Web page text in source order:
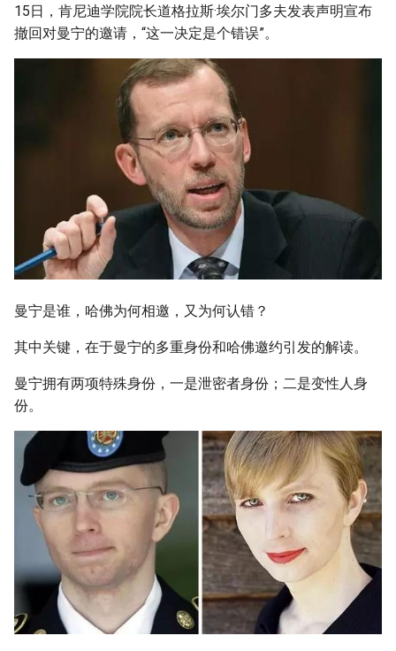
15日，肯尼迪学院院长道格拉斯·埃尔门多夫发表声明宣布
撤回对曼宁的邀请，“这一决定是个错误”。
曼宁是谁，哈佛为何相邀，又为何认错？
其中关键，在于曼宁的多重身份和哈佛邀约引发的解读。
曼宁拥有两项特殊身份，一是泄密者身份；二是变性人身
份。